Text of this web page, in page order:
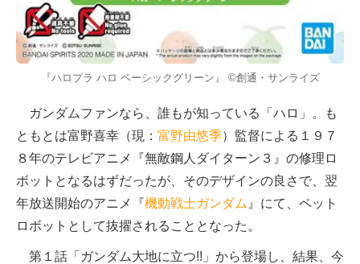
『ハロプラ ハロ ベーシックグリーン』 ©創通・サンライズ
ガンダムファンなら、誰もが知っている「ハロ」。も
ともとは富野喜幸（現： 富野由悠季）監督による１９７
８年のテレビアニメ『無敵鋼人ダイターン３』の修理ロ
ボットとなるはずだったが、そのデザインの良さで、翌
年放送開始のアニメ『機動戦士ガンダム 』にて、ペット
ロボットとして抜擢されることとなった。
第１話「ガンダム大地に立つ!!」から登場し、結果、今